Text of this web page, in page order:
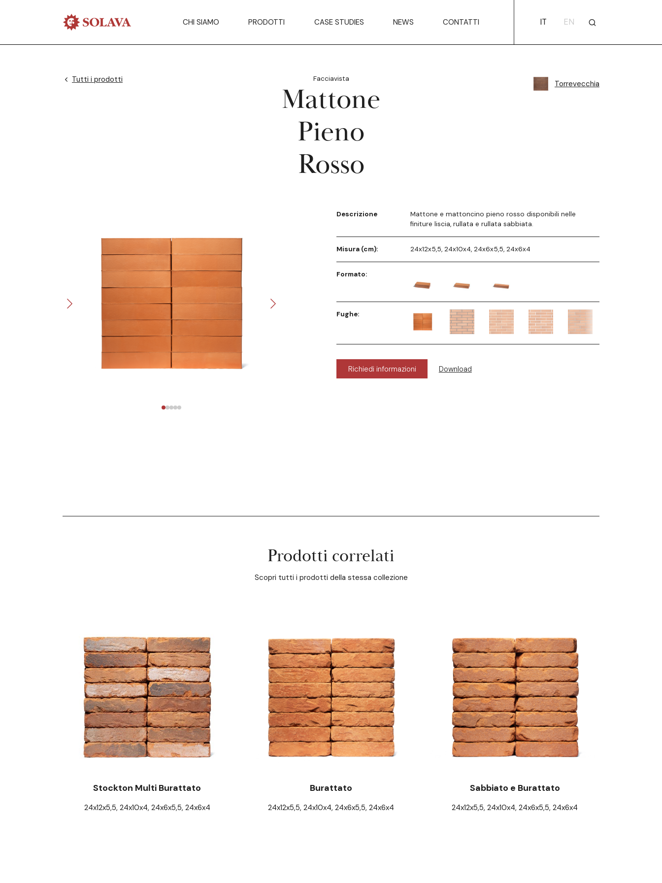
CHI SIAMO PRODOTTI CASE STUDIES NEWS CONTATTI IT EN
Tutti i prodotti Facciavista
Mattone
Pieno
Rosso
Torrevecchia
Descrizione
Mattone e mattoncino pieno rosso disponibili nelle
finiture liscia, rullata e rullata sabbiata.
Misura (cm): 24x12x5,5, 24x10x4, 24x6x5,5, 24x6x4
Formato:
Fughe:
Richiedi informazioni Download
Prodotti correlati
Scopri tutti i prodotti della stessa collezione
Stockton Multi Burattato
24x12x5,5, 24x10x4, 24x6x5,5, 24x6x4
Burattato
24x12x5,5, 24x10x4, 24x6x5,5, 24x6x4
Sabbiato e Burattato
24x12x5,5, 24x10x4, 24x6x5,5, 24x6x4